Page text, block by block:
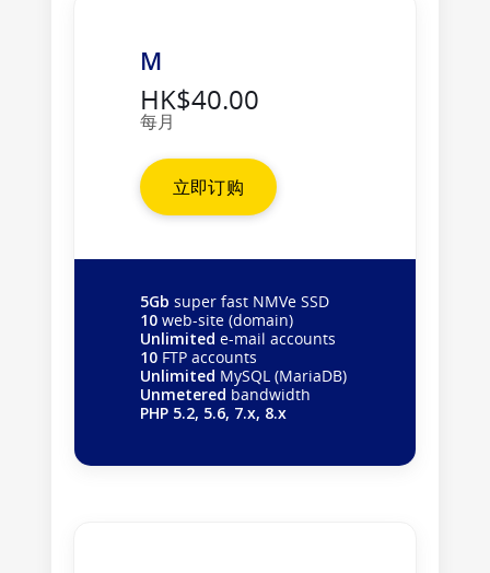
M
HK$40.00
每月
立即订购
5Gb super fast NMVe SSD
10web-site (domain)
Unlimited e-mail accounts
10FTP accounts
Unlimited MySQL (MariaDB)
Unmetered bandwidth
PHP 5.2, 5.6, 7.x, 8.x